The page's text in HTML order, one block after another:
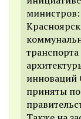
министров:
инноваций
приняты